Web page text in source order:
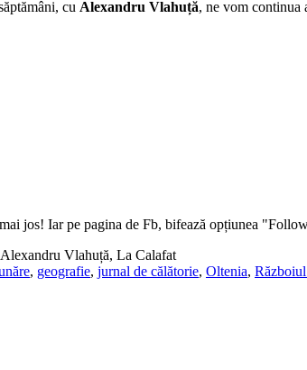
cu Alexandru Vlahuță, ne vom continua
jos! Iar pe pagina de Fb, bifează opțiunea
Vlahuță, La Calafat
, geografie, jurnal de călătorie, Oltenia,